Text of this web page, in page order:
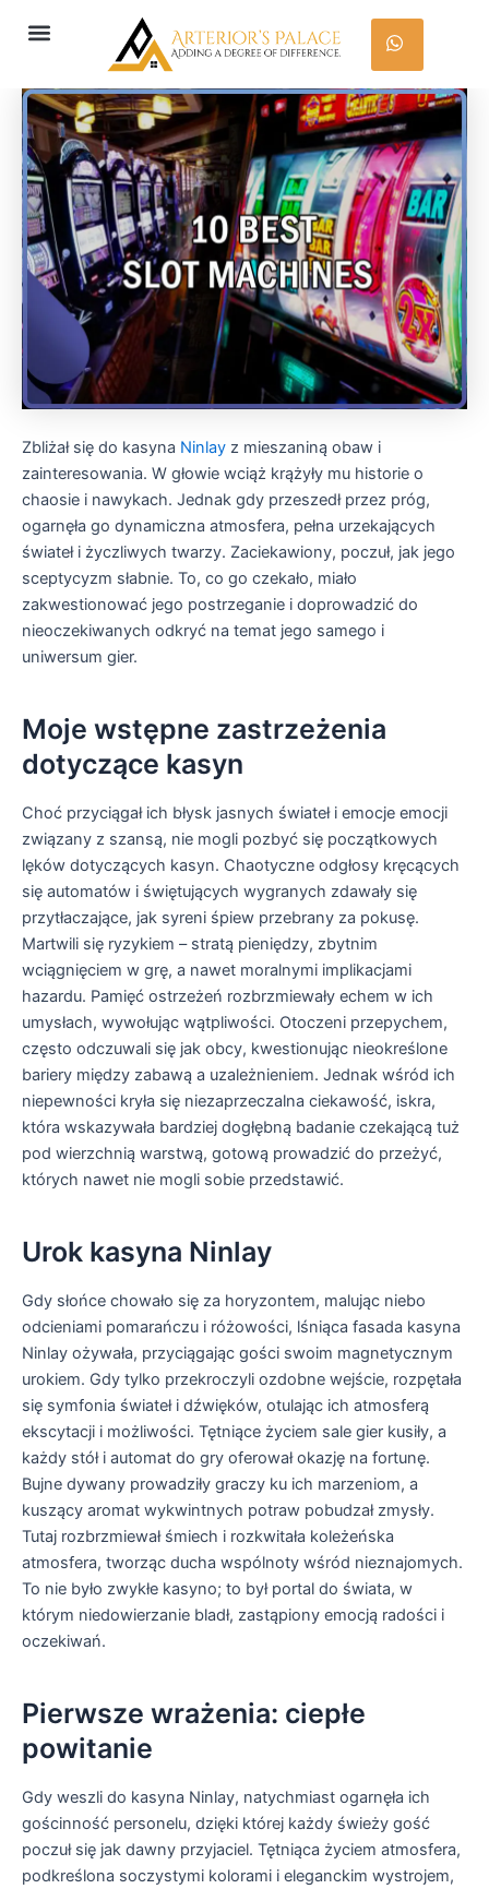
Menu
Zbliżał się do kasyna Ninlay z mieszaniną obaw i
zainteresowania. W głowie wciąż krążyły mu historie o
chaosie i nawykach. Jednak gdy przeszedł przez próg,
ogarnęła go dynamiczna atmosfera, pełna urzekających
świateł i życzliwych twarzy. Zaciekawiony, poczuł, jak jego
sceptycyzm słabnie. To, co go czekało, miało
zakwestionować jego postrzeganie i doprowadzić do
nieoczekiwanych odkryć na temat jego samego i
uniwersum gier.
Moje wstępne zastrzeżenia
dotyczące kasyn
Choć przyciągał ich błysk jasnych świateł i emocje emocji
związany z szansą, nie mogli pozbyć się początkowych
lęków dotyczących kasyn. Chaotyczne odgłosy kręcących
się automatów i świętujących wygranych zdawały się
przytłaczające, jak syreni śpiew przebrany za pokusę.
Martwili się ryzykiem – stratą pieniędzy, zbytnim
wciągnięciem w grę, a nawet moralnymi implikacjami
hazardu. Pamięć ostrzeżeń rozbrzmiewały echem w ich
umysłach, wywołując wątpliwości. Otoczeni przepychem,
często odczuwali się jak obcy, kwestionując nieokreślone
bariery między zabawą a uzależnieniem. Jednak wśród ich
niepewności kryła się niezaprzeczalna ciekawość, iskra,
która wskazywała bardziej dogłębną badanie czekającą tuż
pod wierzchnią warstwą, gotową prowadzić do przeżyć,
których nawet nie mogli sobie przedstawić.
Urok kasyna Ninlay
Gdy słońce chowało się za horyzontem, malując niebo
odcieniami pomarańczu i różowości, lśniąca fasada kasyna
Ninlay ożywała, przyciągając gości swoim magnetycznym
urokiem. Gdy tylko przekroczyli ozdobne wejście, rozpętała
się symfonia świateł i dźwięków, otulając ich atmosferą
ekscytacji i możliwości. Tętniące życiem sale gier kusiły, a
każdy stół i automat do gry oferował okazję na fortunę.
Bujne dywany prowadziły graczy ku ich marzeniom, a
kuszący aromat wykwintnych potraw pobudzał zmysły.
Tutaj rozbrzmiewał śmiech i rozkwitała koleżeńska
atmosfera, tworząc ducha wspólnoty wśród nieznajomych.
To nie było zwykłe kasyno; to był portal do świata, w
którym niedowierzanie bladł, zastąpiony emocją radości i
oczekiwań.
Pierwsze wrażenia: ciepłe
powitanie
Gdy weszli do kasyna Ninlay, natychmiast ogarnęła ich
gościnność personelu, dzięki której każdy świeży gość
poczuł się jak dawny przyjaciel. Tętniąca życiem atmosfera,
podkreślona soczystymi kolorami i eleganckim wystrojem,
navigation